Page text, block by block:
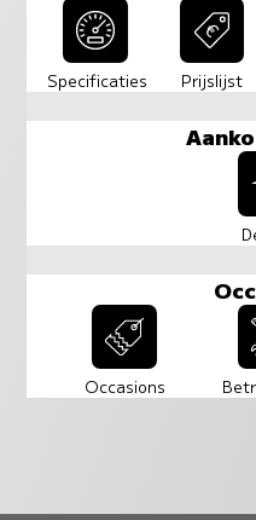
Specificaties Prijslijst
Occasions